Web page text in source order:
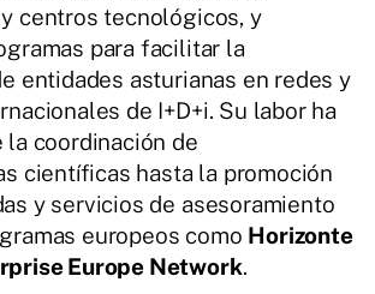
centros tecnológicos, y
para facilitar la
entidades asturianas en redes y
de I+D+i. Su labor ha
coordinación de
científicas hasta la promoción
y servicios de asesoramiento
europeos como Horizonte
Europe Network.